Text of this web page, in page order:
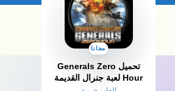
مجانا
تحميل Generals Zero
Hour لعبة جنرال القديمة